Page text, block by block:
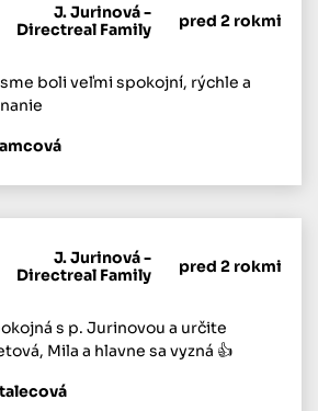
J. Jurinová -
Directreal Family
pred 2 rokmi
boli veľmi spokojní, rýchle a
J. Jurinová -
Directreal Family
pred 2 rokmi
s p. Jurinovou a určite
Mila a hlavne sa vyzná 👍